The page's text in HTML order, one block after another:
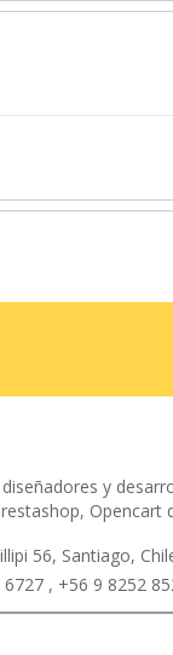
y
Opencart
56, Santiago,
, +56 9 8252